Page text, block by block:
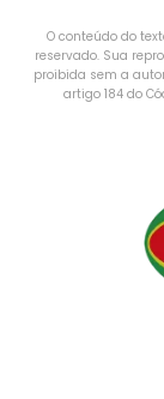
O conteúdo do
reservado. Sua
proibida sem a
artigo 184 do